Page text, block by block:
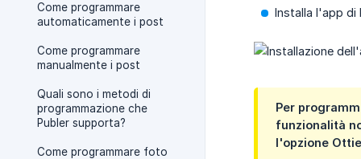
Come programmare
automaticamente i post
Come programmare
manualmente i post
Quali sono i metodi di
programmazione che
Publer supporta?
Come programmare foto
Installa l'app di
Per
funzionalità
l'opzione